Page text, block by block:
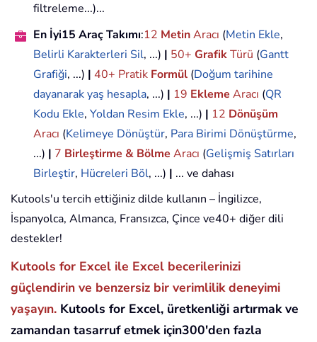
filtreleme...)...
En İyi15 Araç Takımı:12 MetinAracı (Metin Ekle,
Belirli Karakterleri Sil, ...) | 50+ GrafikTürü (Gantt
Grafiği, ...) | 40+ Pratik Formül (Doğum tarihine
dayanarak yaş hesapla, ...) | 19 Ekleme Aracı (QR
Kodu Ekle, Yoldan Resim Ekle, ...) | 12 Dönüşüm
Aracı (Kelimeye Dönüştür, Para Birimi Dönüştürme,
...) | 7 Birleştirme & Bölme Aracı (Gelişmiş Satırları
Birleştir, Hücreleri Böl, ...) | ... ve dahası
Kutools'u tercih ettiğiniz dilde kullanın – İngilizce,
İspanyolca, Almanca, Fransızca, Çince ve40+ diğer dili
destekler!
Kutools for Excel ile Excel becerilerinizi
güçlendirin ve benzersiz bir verimlilik deneyimi
yaşayın. Kutools for Excel, üretkenliği artırmak ve
zamandan tasarruf etmek için300'den fazla